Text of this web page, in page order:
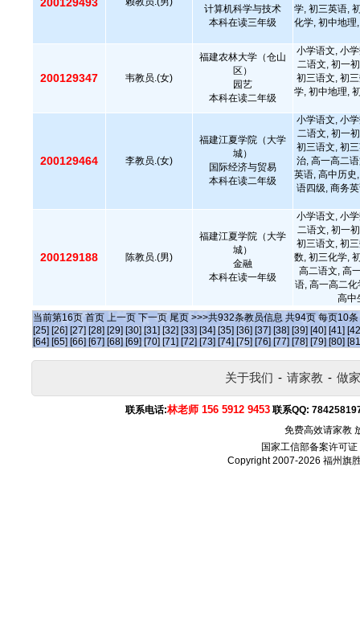
计算机科学与技术
本科在读三年级
学, 初三英语,
化学, 初中地理
200129347 韦教员.(女)
福建农林大学（仓山
区）
园艺
本科在读二年级
小学语文, 小
二语文, 初一
初三语文, 初
学, 初中地理,
200129464 李教员.(女)
福建江夏学院（大学
城）
国际经济与贸易
本科在读二年级
小学语文, 小
二语文, 初一
初三语文, 初
治, 高一高二
英语, 高中历史
语四级, 商务
200129188 陈教员.(男)
福建江夏学院（大学
城）
金融
本科在读一年级
小学语文, 小
二语文, 初一
初三语文, 初
数, 初三化学,
高二语文, 高
语, 高一高二
高中
当前第16页 首页 上一页 下一页 尾页 >>>共932条教员信息 共94页 每页10条
[25] [26] [27] [28] [29] [30] [31] [32] [33] [34] [35] [36] [37] [38] [39] [40] [41]
[64] [65] [66] [67] [68] [69] [70] [71] [72] [73] [74] [75] [76] [77] [78] [79] [80]
关于我们 - 请家教 - 做
联系电话:林老师 156 5912 9453 联系QQ:
免费高效请家教
国家工信部备案许可证
Copyright 2007-2026 福州旗